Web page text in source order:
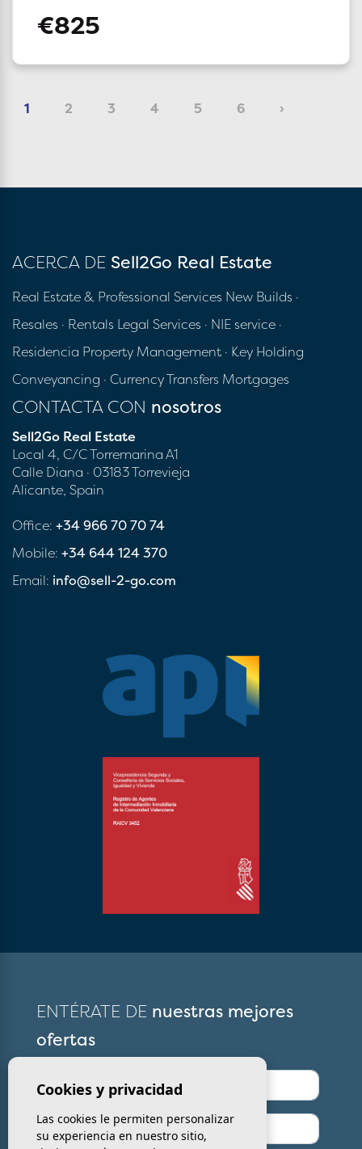
€825
1 2 3 4 5 6 ›
ACERCA DE Sell2Go Real Estate
Real Estate & Professional Services New Builds ·
Resales · Rentals Legal Services · NIE service ·
Residencia Property Management · Key Holding
Conveyancing · Currency Transfers Mortgages
CONTACTA CON nosotros
Sell2Go Real Estate
Local 4, C/C Torremarina A1
Calle Diana · 03183 Torrevieja
Alicante, Spain
Office: +34 966 70 70 74
Mobile: +34 644 124 370
Email: info@sell-2-go.com
ENTÉRATE DE nuestras mejores
ofertas
Cookies y privacidad
Las cookies le permiten personalizar
su experiencia en nuestro sitio,